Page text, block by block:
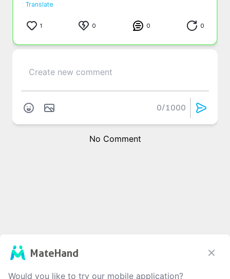
Translate
1 0 0 0
0/1000
No Comment
MateHand
Would you like to try our mobile application?